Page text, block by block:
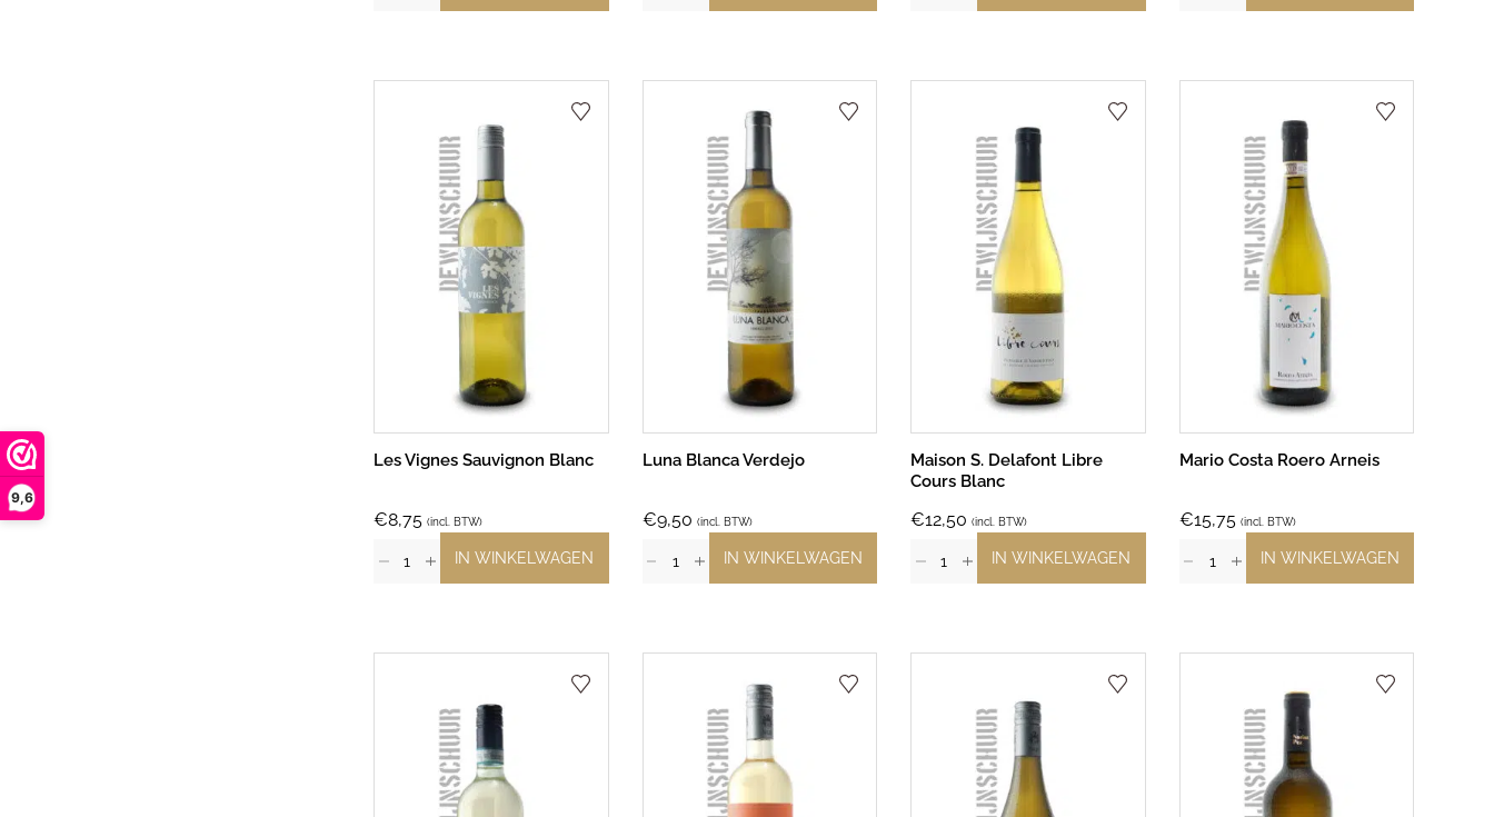
9,6
Les Vignes Sauvignon Blanc
€8,75 (incl. BTW)
IN WINKELWAGEN
Luna Blanca Verdejo
€9,50 (incl. BTW)
IN WINKELWAGEN
Maison S. Delafont Libre
Cours Blanc
€12,50 (incl. BTW)
IN WINKELWAGEN
Mario Costa Roero Arneis
€15,75 (incl. BTW)
IN WINKELWAGEN